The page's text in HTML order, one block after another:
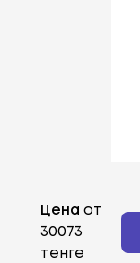
Цена от
30073
тенге